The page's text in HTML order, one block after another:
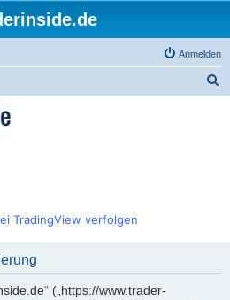
Anmelden
TradingView verfolgen
(„https://www.trader-